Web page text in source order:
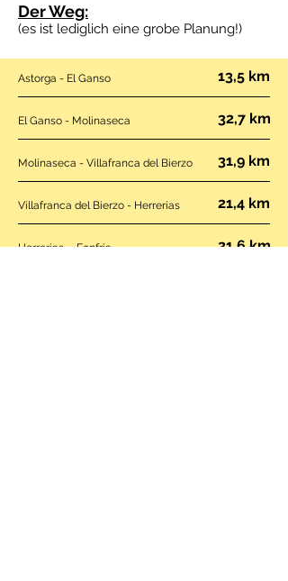
Der Weg:
(es ist lediglich eine grobe Planung!)
Astorga - El Ganso 13,5 km
El Ganso - Molinaseca 32,7 km
Molinaseca - Villafranca del Bierzo 31,9 km
Villafranca del Bierzo - Herrerias 21,4 km
Herrerias - Fonfria 21,6 km